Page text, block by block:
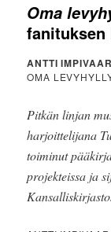
Oma
fanituksen
ANTTI
OMA
Pitkän linjan
harjoittelijana
toiminut
projekteissa ja